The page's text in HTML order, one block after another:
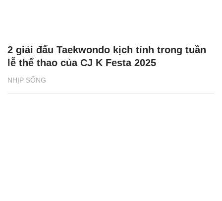
NHỊP SỐNG
2 giải đấu Taekwondo kịch tính trong tuần
lễ thể thao của CJ K Festa 2025